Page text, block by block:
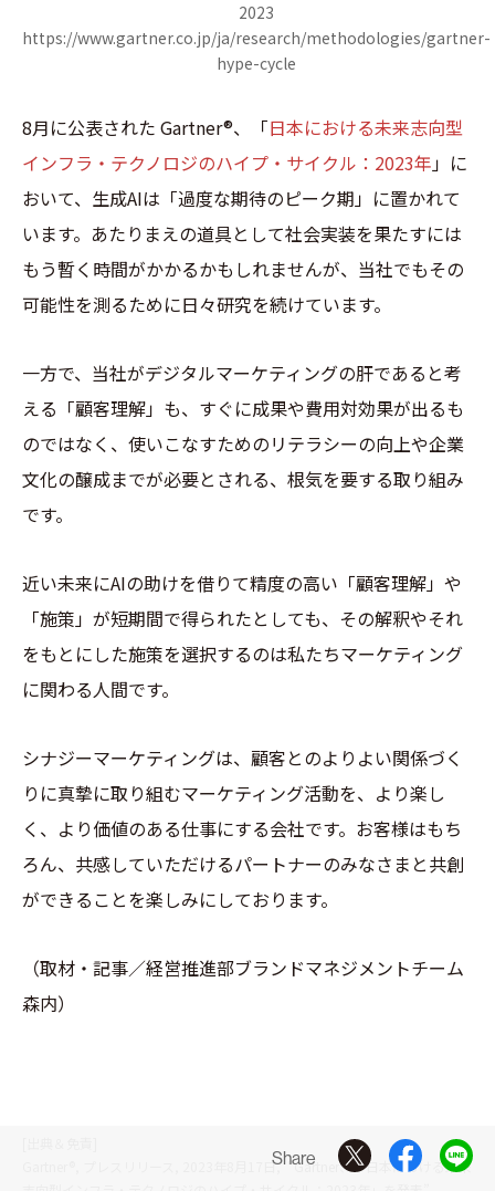
2023
https://www.gartner.co.jp/ja/research/methodologies/gartner-
hype-cycle
8月に公表された Gartner®、「日本における未来志向型
インフラ・テクノロジのハイプ・サイクル：2023年」に
おいて、生成AIは「過度な期待のピーク期」に置かれて
います。あたりまえの道具として社会実装を果たすには
もう暫く時間がかかるかもしれませんが、当社でもその
可能性を測るために日々研究を続けています。
一方で、当社がデジタルマーケティングの肝であると考
える「顧客理解」も、すぐに成果や費用対効果が出るも
のではなく、使いこなすためのリテラシーの向上や企業
文化の醸成までが必要とされる、根気を要する取り組み
です。
近い未来にAIの助けを借りて精度の高い「顧客理解」や
「施策」が短期間で得られたとしても、その解釈やそれ
をもとにした施策を選択するのは私たちマーケティング
に関わる人間です。
シナジーマーケティングは、顧客とのよりよい関係づく
りに真摯に取り組むマーケティング活動を、より楽し
く、より価値のある仕事にする会社です。お客様はもち
ろん、共感していただけるパートナーのみなさまと共創
ができることを楽しみにしております。
（取材・記事／経営推進部ブランドマネジメントチーム
森内）
Gartner®, プレスリリース, 2023年8月17日, “Gartner、「日本における未来
Share